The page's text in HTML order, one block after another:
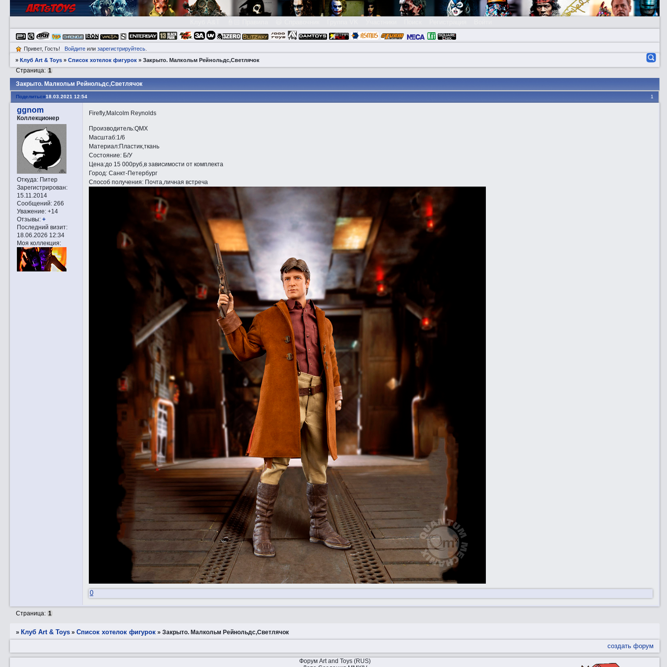
Привет, Гость! Войдитеили зарегистрируйтесь.
»Клуб Art & Toys »Список хотелок фигурок »Закрытo. Малкольм Рейнольдс,Светлячок
Закрытo. Малкольм Рейнольдс,Светлячок
Страница: 1
Поделиться 1
18.03.2021 12:54
ggnom
Коллекционер
Откуда:Питер
Зарегистрирован:
15.11.2014
Сообщений:266
Уважение: +14
Отзывы: +
Последний визит:
18.06.2026 12:34
Моя коллекция:
Firefly,Malcolm Reynolds
Производитель:QMX
Масштаб:1/6
Материал:Пластик,ткань
Состояние: Б/У
Цена:до 15 000руб,в зависимости от комплекта
Город: Санкт-Петербург
Способ получения: Почта,личная встреча
0
Страница: 1
» Клуб Art & Toys »Список хотелок фигурок »Закрытo. Малкольм Рейнольдс,Светлячок
создать форум
Форум Art and Toys (RUS)